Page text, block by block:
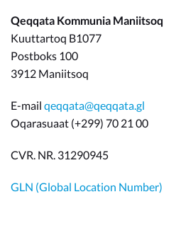
Qeqqata Kommunia Maniitsoq
Kuuttartoq B1077
Postboks 100
3912 Maniitsoq
E-mail qeqqata@qeqqata.gl
Oqarasuaat (+299) 70 21 00
CVR. NR. 31290945
GLN (Global Location Number)